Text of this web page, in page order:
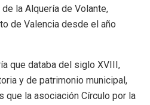
la Alquería de Volante,
de Valencia desde el año
que databa del siglo XVIII,
y de patrimonio municipal,
que la asociación Círculo por la